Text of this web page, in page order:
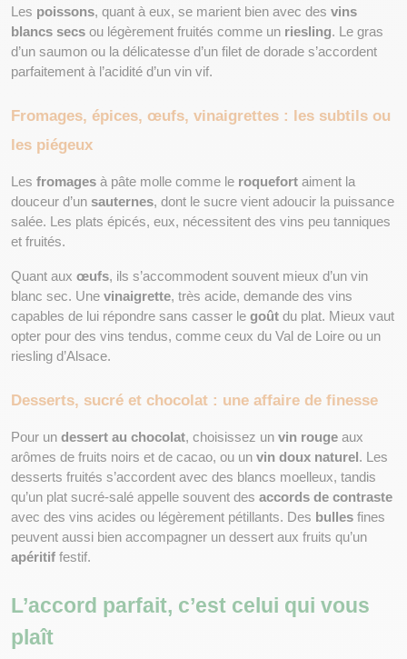
Les poissons, quant à eux, se marient bien avec des vins
blancs secs ou légèrement fruités comme un riesling. Le gras
d’un saumon ou la délicatesse d’un filet de dorade s’accordent
parfaitement à l’acidité d’un vin vif.
Fromages, épices, œufs, vinaigrettes : les subtils ou
les piégeux
Les fromages à pâte molle comme le roquefort aiment la
douceur d’un sauternes, dont le sucre vient adoucir la puissance
salée. Les plats épicés, eux, nécessitent des vins peu tanniques
et fruités.
Quant aux œufs, ils s’accommodent souvent mieux d’un vin
blanc sec. Une vinaigrette, très acide, demande des vins
capables de lui répondre sans casser le goût du plat. Mieux vaut
opter pour des vins tendus, comme ceux du Val de Loire ou un
riesling d’Alsace.
Desserts, sucré et chocolat : une affaire de finesse
Pour un dessert au chocolat, choisissez un vin rouge aux
arômes de fruits noirs et de cacao, ou un vin doux naturel . Les
desserts fruités s’accordent avec des blancs moelleux, tandis
qu’un plat sucré-salé appelle souvent des accords de contraste
avec des vins acides ou légèrement pétillants. Des bulles fines
apéritif festif.
L’accord parfait, c’est celui qui vous
plaît